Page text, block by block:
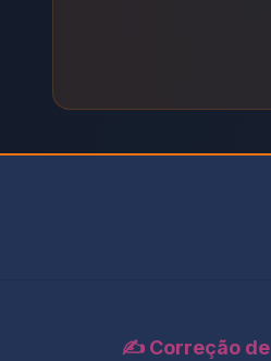
✍️ Correção de